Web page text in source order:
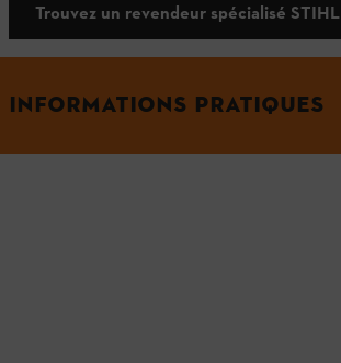
Trouvez un revendeur spécialisé STIHL
INFORMATIONS PRATIQUES